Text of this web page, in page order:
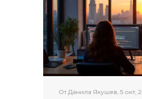
создания
интеграцию с
статье обсуждаются
языка, чтобы помочь
ли он для вашего
Рассмотрены также
советы по
От Данила Якушев, 5 окт,